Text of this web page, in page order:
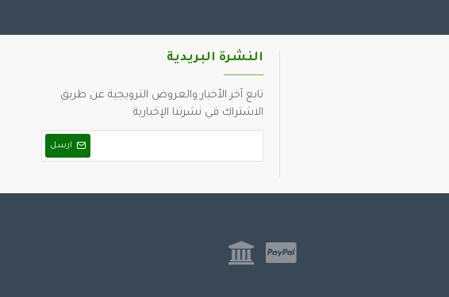
النشرة البريدية
تابع آخر الأخبار والعروض الترويجية عن طريق
الاشتراك في نشرتنا الإخبارية
ارسل